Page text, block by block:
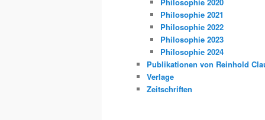
Philosophie 2020
Philosophie 2021
Philosophie 2022
Philosophie 2023
Philosophie 2024
Publikationen von Reinhold
Verlage
Zeitschriften